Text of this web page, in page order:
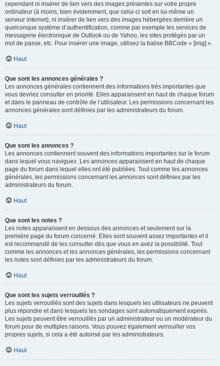
cependant ni insérer de lien vers des images présentes sur votre propre
ordinateur (à moins, bien évidemment, que celui-ci soit en lui-même un
serveur internet), ni insérer de lien vers des images hébergées derrière un
quelconque système d’authentification, comme par exemple les services de
messagerie électronique de Outlook ou de Yahoo, les sites protégés par un
mot de passe, etc. Pour insérer une image, utilisez la balise BBCode « [img] ».
Haut
Que sont les annonces générales ?
Les annonces générales contiennent des informations très importantes que
vous devriez consulter en priorité. Elles apparaissent en haut de chaque forum
et dans le panneau de contrôle de l’utilisateur. Les permissions concernant les
annonces générales sont définies par les administrateurs du forum.
Haut
Que sont les annonces ?
Les annonces contiennent souvent des informations importantes sur le forum
dans lequel vous naviguez. Les annonces apparaissent en haut de chaque
page du forum dans lequel elles ont été publiées. Tout comme les annonces
générales, les permissions concernant les annonces sont définies par les
administrateurs du forum.
Haut
Que sont les notes ?
Les notes apparaissent en dessous des annonces et seulement sur la
première page du forum concerné. Elles sont souvent assez importantes et il
est recommandé de les consulter dès que vous en avez la possibilité. Tout
comme les annonces et les annonces générales, les permissions concernant
les notes sont définies par les administrateurs du forum.
Haut
Que sont les sujets verrouillés ?
Les sujets verrouillés sont des sujets dans lesquels les utilisateurs ne peuvent
plus répondre et dans lesquels les sondages sont automatiquement expirés.
Les sujets peuvent être verrouillés par un administrateur ou un modérateur du
forum pour de multiples raisons. Vous pouvez également verrouiller vos
propres sujets, si cela a été autorisé par les administrateurs.
Haut